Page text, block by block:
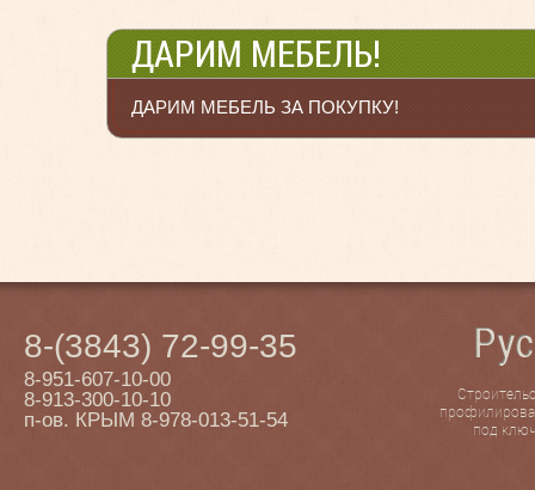
ДАРИМ МЕБЕЛЬ!
ДАРИМ МЕБЕЛЬ ЗА ПОКУПКУ!
под
8-(3843) 72-99-35
8-951-607-10-00
8-913-300-10-10
п-ов. КРЫМ 8-978-013-51-54